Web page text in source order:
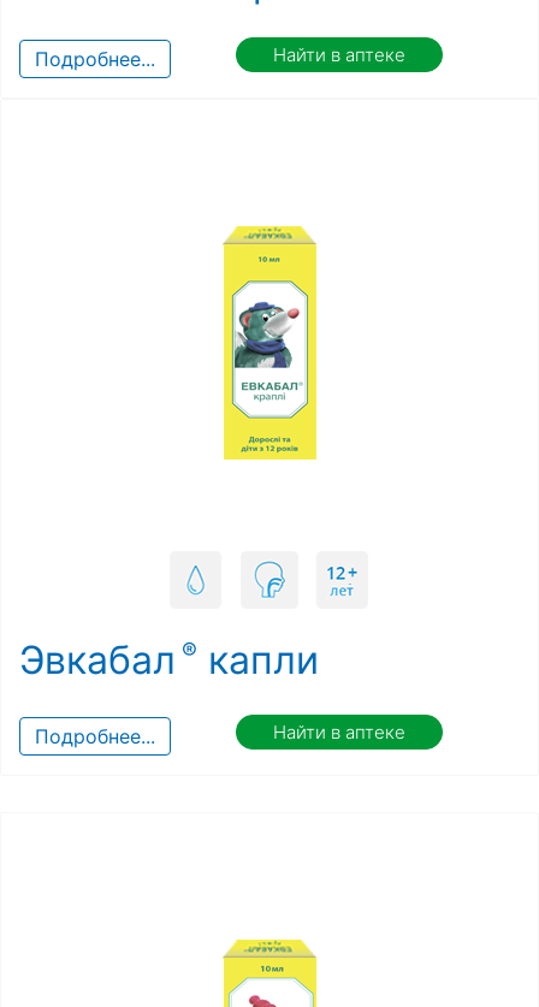
Найти в аптеке
Подробнее...
Эвкабал капли
Найти в аптеке
Подробнее...